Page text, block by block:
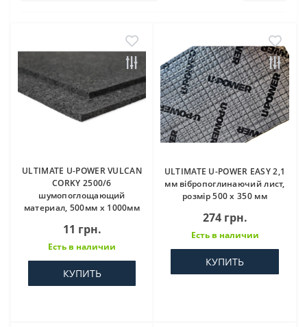
ULTIMATE U-POWER VULCAN
CORKY 2500/6
шумопоглощающий
материал, 500мм х 1000мм
11 грн.
Есть в наличии
КУПИТЬ
ULTIMATE U-POWER EASY 2,1
мм вібропоглинаючий лист,
розмір 500 х 350 мм
274 грн.
Есть в наличии
КУПИТЬ